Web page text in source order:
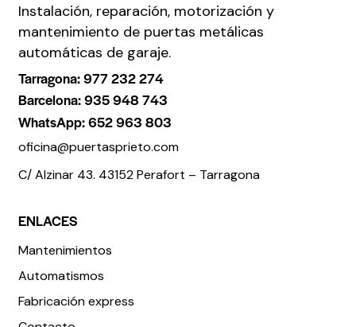
Instalación, reparación, motorización y
mantenimiento de puertas metálicas
automáticas de garaje.
Tarragona: 977 232 274
Barcelona: 935 948 743
WhatsApp: 652 963 803
oficina@puertasprieto.com
C/ Alzinar 43. 43152 Perafort – Tarragona
ENLACES
Mantenimientos
Automatismos
Fabricación express